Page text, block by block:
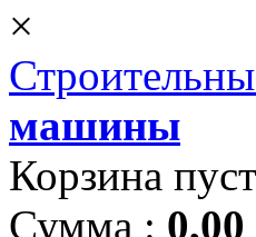
×
машины
Корзина
Сумма : 0,00